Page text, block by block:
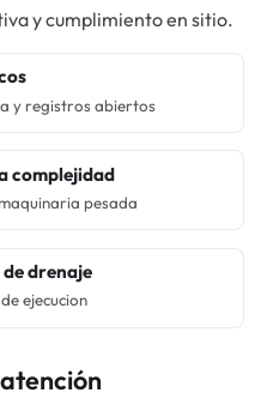
y cumplimiento en sitio.
y registros abiertos
complejidad
pesada
drenaje
ejecucion